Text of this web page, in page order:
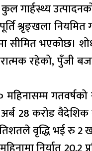
गार्हस्थ्य
श्रृङ्खला नियमित
सीमित भएकोछ।
रहेको, पुँजी
28 करोड वैदेशिक
वृद्धि भई रु